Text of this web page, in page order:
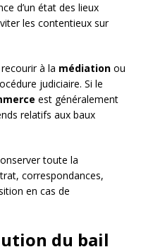
d’un état des lieux
les contentieux sur
à la médiation ou
judiciaire. Si le
est généralement
relatifs aux baux
toute la
correspondances,
en cas de
du bail